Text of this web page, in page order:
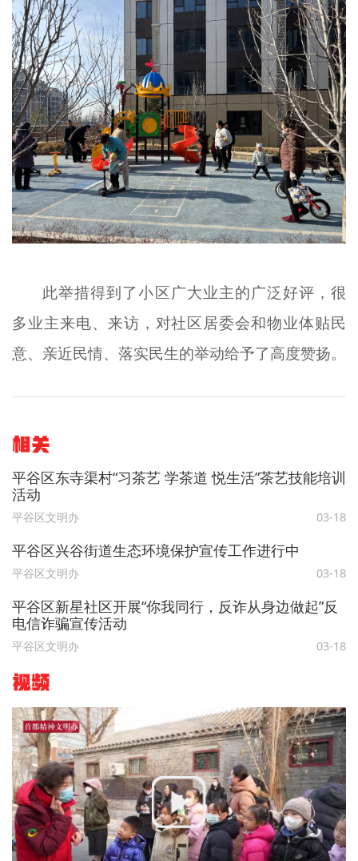
此举措得到了小区广大业主的广泛好评，很
多业主来电、来访，对社区居委会和物业体贴民
意、亲近民情、落实民生的举动给予了高度赞扬。
相关
平谷区东寺渠村“习茶艺 学茶道 悦生活”茶艺技能培训
活动
平谷区文明办 03-18
平谷区兴谷街道生态环境保护宣传工作进行中
平谷区文明办 03-18
平谷区新星社区开展“你我同行，反诈从身边做起”反
电信诈骗宣传活动
平谷区文明办 03-18
视频